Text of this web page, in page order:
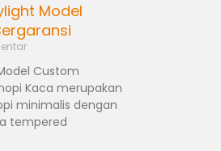
Model
Custom
Kaca merupakan
minimalis dengan
tempered